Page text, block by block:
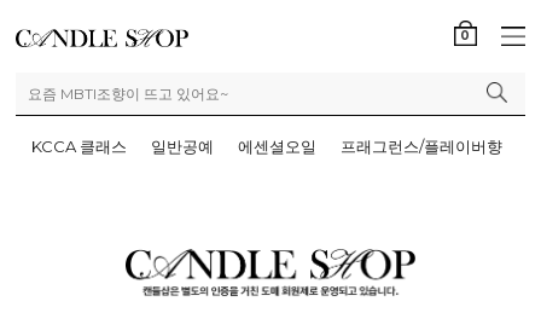
0
KCCA 클래스 일반공예 에센셜오일 프래그런스/플레이버향